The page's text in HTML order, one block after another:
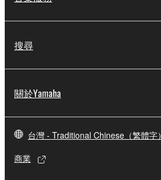
搜尋
關於Yamaha
台灣 - Traditional Chinese（繁體字）
商業